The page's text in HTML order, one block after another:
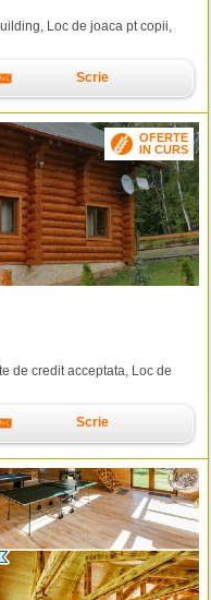
Loc de joaca pt copii,
Scrie
OFERTE
IN CURS
de credit acceptata, Loc de
Scrie